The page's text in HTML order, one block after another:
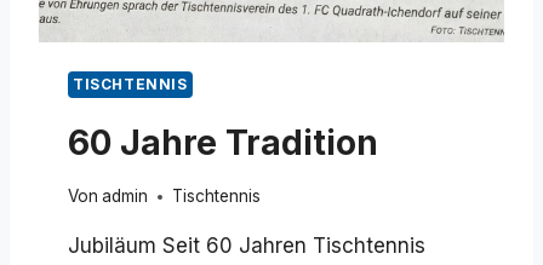
E
N
TISCHTENNIS
60 Jahre Tradition
Von admin Tischtennis
Jubiläum Seit 60 Jahren Tischtennis